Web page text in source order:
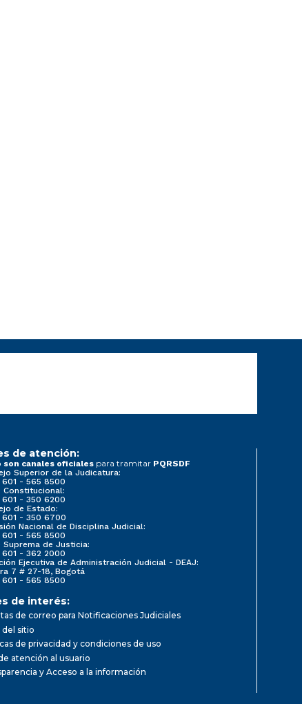
de atención:
son canales oficiales para tramitar PQRSDF
Superior de la Judicatura:
601 - 565 8500
Constitucional:
601 - 350 6200
de Estado:
601 - 350 6700
Nacional de Disciplina Judicial:
601 - 565 8500
Suprema de Justicia:
601 - 362 2000
Ejecutiva de Administración Judicial - DEAJ:
7 # 27-18, Bogotá
601 - 565 8500
de interés:
de correo para Notificaciones Judiciales
del sitio
de privacidad y condiciones de uso
atención al usuario
y Acceso a la información